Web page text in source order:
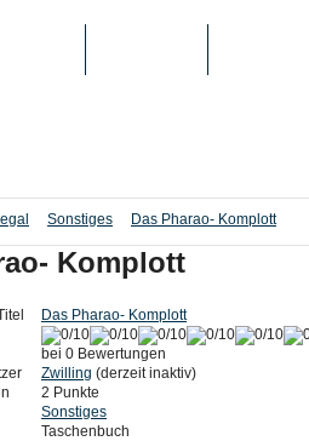
Sonstiges Das Pharao- Komplott
Komplott
Das Pharao- Komplott
bei 0 Bewertungen
Zwilling (derzeit inaktiv)
2 Punkte
Sonstiges
Taschenbuch